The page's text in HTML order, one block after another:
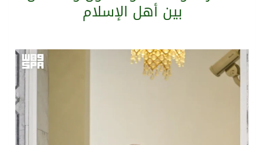
وزارة الحج والعمرة تعلن بدء وصول ضيوف الرحمن إلى المملكة لأداء فريضة الحج
المملكة تؤكد أهمية استمرارية العمليات التشغيلية البحرية وضمان حماية إمدادات الطاقة وسلاسل الإمداد
المحكمة العليا غدٍ الخميس هو المكمل لشهر رمضان
بين أهل الإسلام